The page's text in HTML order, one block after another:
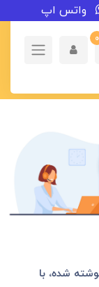
واتس اپ
0
شده، با